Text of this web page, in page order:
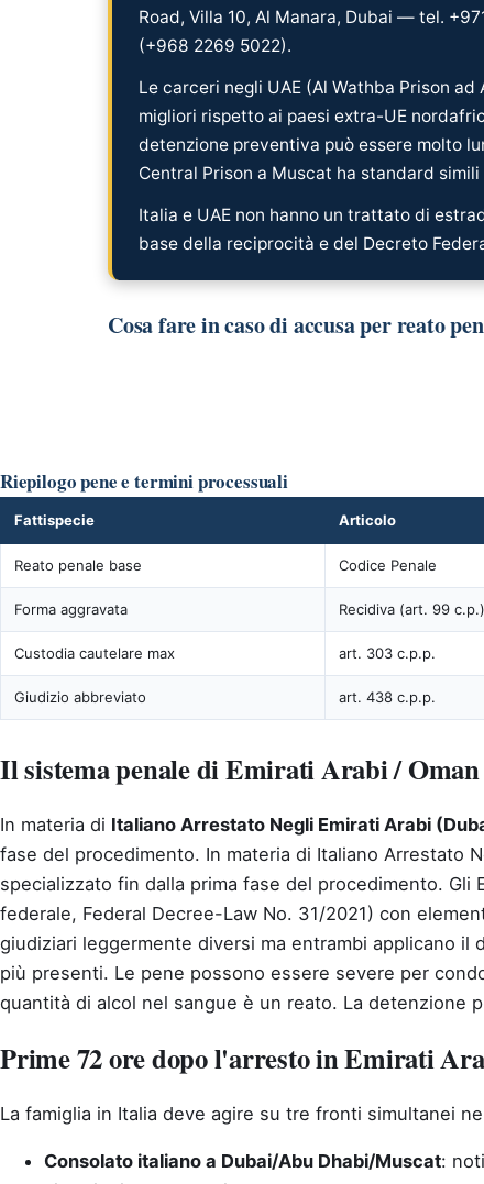
Road, Villa 10, Al Manara, Dubai — tel.
(+968 2269 5022).
Le carceri negli UAE (Al Wathba Prison
migliori rispetto ai paesi extra-UE
detenzione preventiva può essere molto
Central Prison a Muscat ha standard simili
Italia e UAE non hanno un trattato di
base della reciprocità e del Decreto
Cosa fare in caso di accusa per reato
Riepilogo pene e termini processuali
Fattispecie Articolo
Reato penale base Codice Penale
Forma aggravata Recidiva (art. 99 c.p.)
Custodia cautelare max art. 303 c.p.p.
Giudizio abbreviato art. 438 c.p.p.
Il sistema penale di Emirati Arabi / Oman
In materia di Italiano Arrestato Negli Emirati Arabi
fase del procedimento. In materia di Italiano Arrestato
specializzato fin dalla prima fase del procedimento.
federale, Federal Decree-Law No. 31/2021) con
giudiziari leggermente diversi ma entrambi applicano
più presenti. Le pene possono essere severe per
quantità di alcol nel sangue è un reato. La detenzione
Prime 72 ore dopo l'arresto in Emirati
La famiglia in Italia deve agire su tre fronti simultanei
Consolato italiano a Dubai/Abu Dhabi/Muscat: